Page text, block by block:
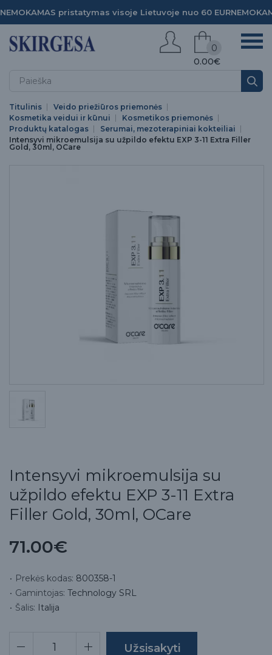
NEMOKAMAS pristatymas visoje Lietuvoje nuo 60 EUR
0.00€
0
Titulinis
Veido priežiūros priemonės
Kosmetika veidui ir kūnui
Kosmetikos priemonės
Produktų katalogas
Serumai, mezoterapiniai kokteiliai
Intensyvi mikroemulsija su užpildo efektu EXP 3-11 Extra Filler
Gold, 30ml, OCare
Intensyvi mikroemulsija su
užpildo efektu EXP 3-11 Extra
Filler Gold, 30ml, OCare
71.00€
Prekės kodas: 800358-1
Gamintojas: Technology SRL
Šalis: Italija